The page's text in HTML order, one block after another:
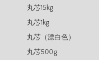
丸芯15kg
丸芯1kg
丸芯（漂白色）
丸芯500g